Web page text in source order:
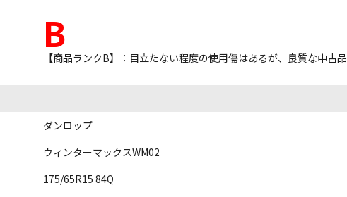
B
【商品ランクB】：目立たない程度の使用傷はあるが、良質な中古品
ダンロップ
ウィンターマックスWM02
175/65R15 84Q